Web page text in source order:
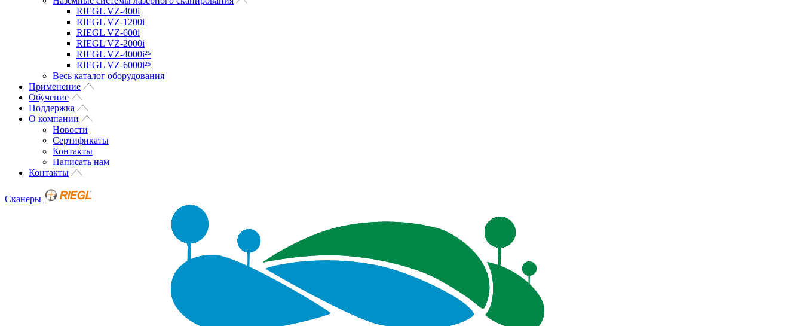
RIEGL VZ-400i
RIEGL VZ-1200i
RIEGL VZ-600i
RIEGL VZ-2000i
RIEGL VZ-4000i²⁵
RIEGL VZ-6000i²⁵
Весь каталог оборудования
Применение
Обучение
Поддержка
О компании
Новости
Сертификаты
Контакты
Написать нам
Контакты
Сканеры